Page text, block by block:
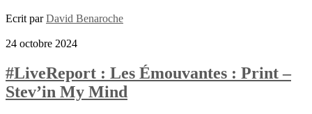
Ecrit parDavid Benaroche
24 octobre 2024
#LiveReport : Les Émouvantes : Print –
Stev’in My Mind